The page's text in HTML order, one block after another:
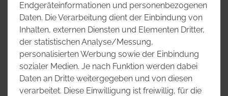
Endgeräteinformationen und personenbezogenen
Daten. Die Verarbeitung dient der Einbindung von
Inhalten, externen Diensten und Elementen Dritter,
der statistischen Analyse/Messung,
personalisierten Werbung sowie der Einbindung
sozialer Medien. Je nach Funktion werden dabei
Daten an Dritte weitergegeben und von diesen
verarbeitet. Diese Einwilligung ist freiwillig, für die